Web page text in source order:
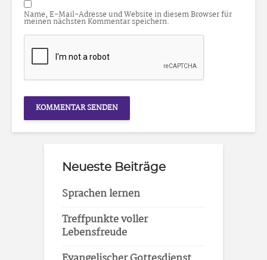
Name, E-Mail-Adresse und Website in diesem Browser für
meinen nächsten Kommentar speichern.
Neueste Beiträge
Sprachen lernen
Treffpunkte voller
Lebensfreude